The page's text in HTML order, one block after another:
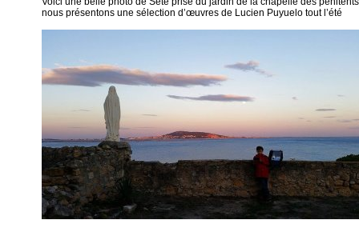
nous présentons une sélection d’œuvres de Lucien Puyuelo tout l’été